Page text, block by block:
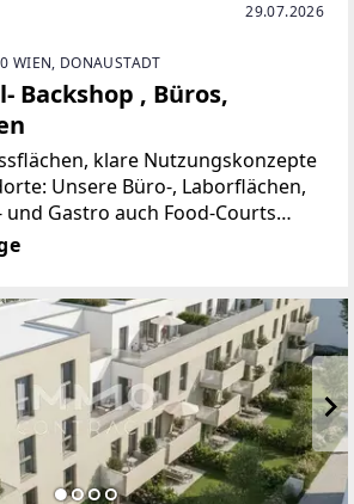
29.07.2026
WIEN, DONAUSTADT
Backshop , Büros,
klare Nutzungskonzepte
Unsere Büro-, Laborflächen,
und Gastro auch Food-Courts
flexible Grundrisse und
für nachhaltigen Erfolg,